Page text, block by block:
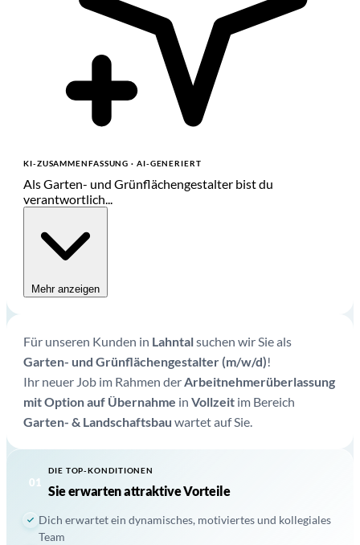
KI-ZUSAMMENFASSUNG· AI-GENERIERT
Als Garten- und Grünflächengestalter bist du
verantwortlich...
Mehr anzeigen
Für unseren Kunden in Lahntalsuchen wir Sie als
Garten- und Grünflächengestalter (m/w/d)!
Ihr neuer Job im Rahmen derArbeitnehmerüberlassung
mit Option auf Übernahme in Vollzeit im Bereich
Garten- & Landschaftsbau wartet auf Sie.
01
DIE TOP-KONDITIONEN
Sie erwarten attraktive Vorteile
Dich erwartet ein dynamisches, motiviertes und kollegiales
Team